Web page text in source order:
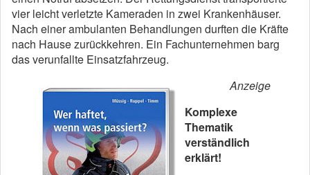
vier leicht verletzte Kameraden in zwei Krankenhäuser.
Nach einer ambulanten Behandlungen durften die Kräfte
nach Hause zurückkehren. Ein Fachunternehmen barg
das verunfallte Einsatzfahrzeug.
Anzeige
Komplexe
Thematik
verständlich
erklärt!